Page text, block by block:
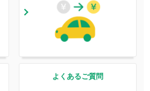
よくあるご質問